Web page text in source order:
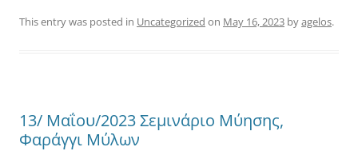
This entry was posted in Uncategorized on May 16, 2023 byagelos.
13/ Μαΐου/2023 Σεμινάριο Μύησης,
Φαράγγι Μύλων